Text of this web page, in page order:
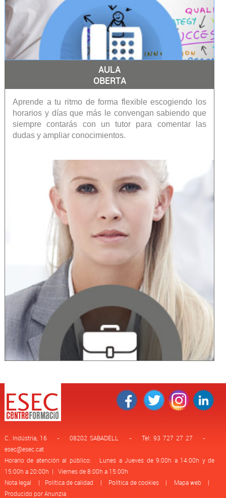
AULA
OBERTA
Aprende a tu ritmo de forma flexible escogiendo los
horarios y días que más le convengan sabiendo que
siempre contarás con un tutor para comentar las
dudas y ampliar conocimientos.
C. Indústria, 16 - 08202 SABADELL - Tel: 93 727 27 27 -
esec@esec.cat
Horario de atención al público: Lunes a Jueves de 9:00h a 14:00h y de
15:00h a 20:00h | Viernes de 8:00h a 15:00h
Nota legal | Política de calidad | Política de cookies| Mapa web |
Producido por Anunzia